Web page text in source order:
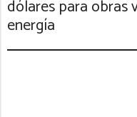
dólares para obras
energía